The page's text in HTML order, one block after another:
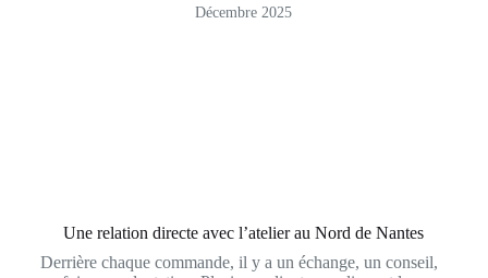
Décembre 2025
Une relation directe avec l’atelier au Nord de Nantes
Derrière chaque commande, il y a un échange, un conseil,